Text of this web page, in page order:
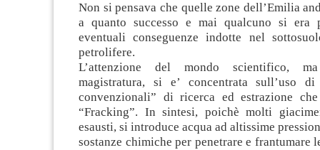
Non si pensava che quelle zone dell’Emilia
a quanto successo e mai qualcuno si era
eventuali conseguenze indotte nel
petrolifere.
L’attenzione del mondo scientifico,
magistratura, si e’ concentrata sull’uso
convenzionali” di ricerca ed estrazione che
“Fracking”. In sintesi, poichè molti
esausti, si introduce acqua ad altissime
sostanze chimiche per penetrare e frantumare